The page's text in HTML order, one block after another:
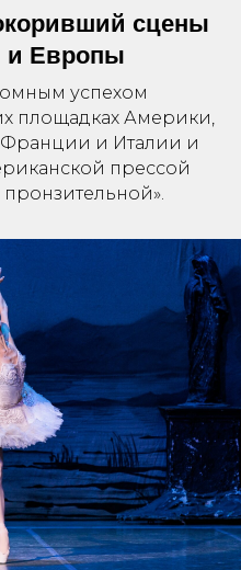
сцены
Европы
успехом
площадках Америки,
и Италии и
прессой